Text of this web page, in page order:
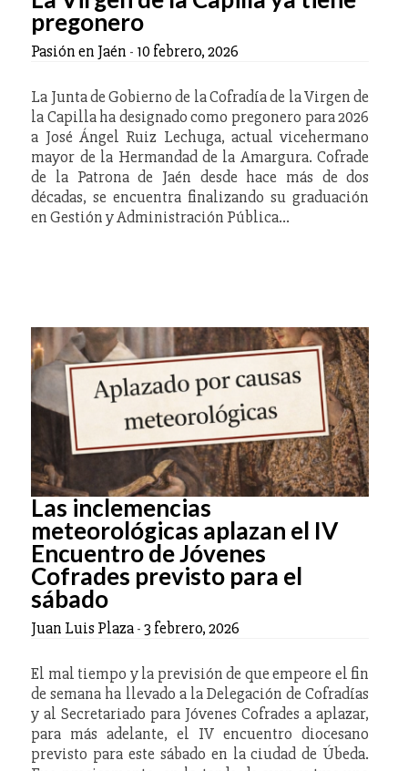
pregonero
Pasión en Jaén - 10 febrero, 2026
La Junta de Gobierno de la Cofradía de la Virgen de
la Capilla ha designado como pregonero para 2026
a José Ángel Ruiz Lechuga, actual vicehermano
mayor de la Hermandad de la Amargura. Cofrade
de la Patrona de Jaén desde hace más de dos
décadas, se encuentra finalizando su graduación
en Gestión y Administración Pública…
Las inclemencias
meteorológicas aplazan el IV
Encuentro de Jóvenes
Cofrades previsto para el
sábado
Juan Luis Plaza-3 febrero, 2026
El mal tiempo y la previsión de que empeore el fin
de semana ha llevado a la Delegación de Cofradías
y al Secretariado para Jóvenes Cofrades a aplazar,
para más adelante, el IV encuentro diocesano
previsto para este sábado en la ciudad de Úbeda.